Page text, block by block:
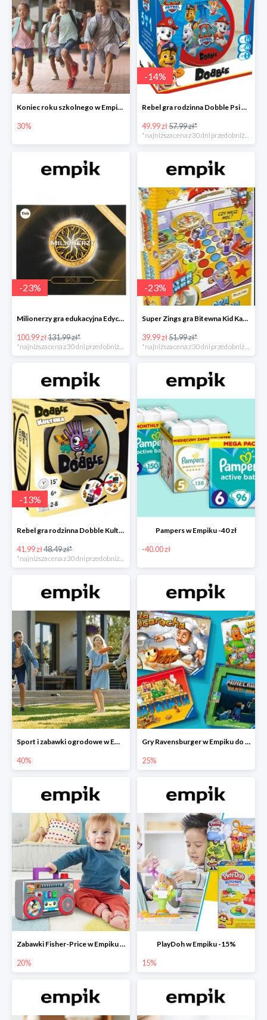
Koniec roku szkolnego w Empiku - prezenty dla dzieci i nauczycieli do -30%
30%
-14%
Rebel gra rodzinna Dobble Psi Patrol w Empiku Premium
49.99 zł57.99 zł*
-23%
Milionerzy gra edukacyjna Edycja Gold w super cenie w Empiku Premium
100.99 zł131.99 zł*
*najniższa cena z 30 dni przed obniżką
-23%
Super Zings gra Bitewna Kid Kazom w super cenie w Empiku Premium
39.99 zł51.99 zł*
*najniższa cena z 30 dni przed obniżką
-13%
Rebel gra rodzinna Dobble Kultura w super cenie w Empiku Premium
41.99 zł48.49 zł*
Pampers w Empiku -40 zł
-40.00 zł
Sport i zabawki ogrodowe w Empiku do -40%
40%
Gry Ravensburger w Empiku do -25%
25%
Zabawki Fisher-Price w Empiku do -20%
20%
PlayDoh w Empiku -15%
15%